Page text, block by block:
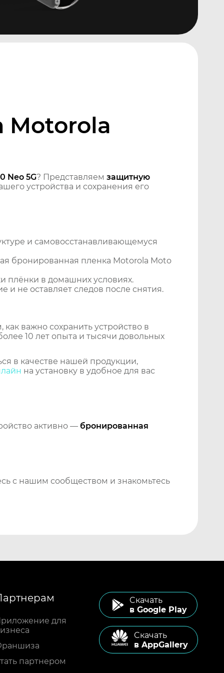
Motorola
Neo 5G? Представляем защитную
устройства и сохранения его
и самовосстанавливающемуся
бронированная пленка Motorola Moto
плёнки в домашних условиях.
и не оставляет следов после снятия.
важно сохранить устройство в
10 лет опыта и тысячи довольных
в качестве нашей продукции,
на установку в удобное для вас
активно — бронированная
с нашим сообществом и знакомьтесь
для
партнером
Cкачать
в Google Play
Cкачать
в AppGallery